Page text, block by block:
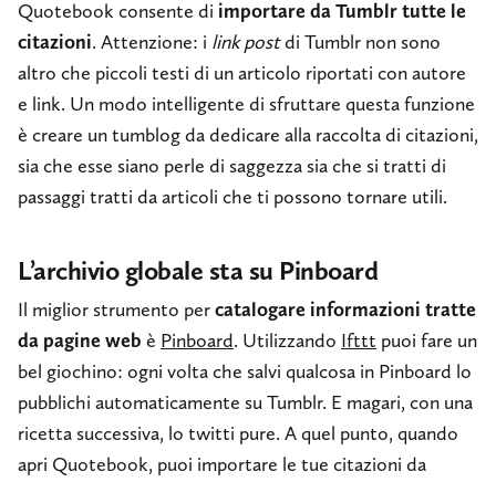
Quotebook consente di importare da Tumblr tutte le
citazioni. Attenzione: i link postdi Tumblr non sono
altro che piccoli testi di un articolo riportati con autore
e link. Un modo intelligente di sfruttare questa funzione
è creare un tumblog da dedicare alla raccolta di citazioni,
sia che esse siano perle di saggezza sia che si tratti di
passaggi tratti da articoli che ti possono tornare utili.
L’archivio globale sta su Pinboard
Il miglior strumento percatalogare informazioni tratte
da pagine web è Pinboard. Utilizzando Ifttt puoi fare un
bel giochino: ogni volta che salvi qualcosa in Pinboard lo
pubblichi automaticamente su Tumblr. E magari, con una
ricetta successiva, lo twitti pure. A quel punto, quando
apri Quotebook, puoi importare le tue citazioni da